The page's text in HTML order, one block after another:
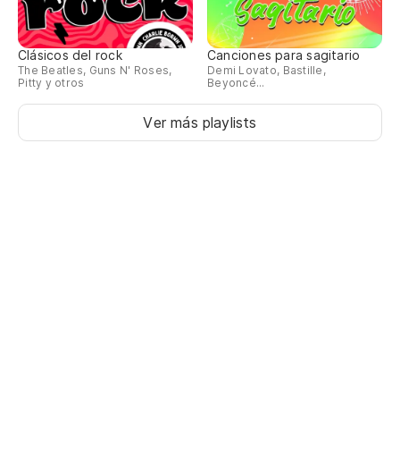
Clásicos del rock
The Beatles, Guns N' Roses,
Pitty y otros
Canciones para sagitario
Demi Lovato, Bastille,
Beyoncé...
Ver más playlists